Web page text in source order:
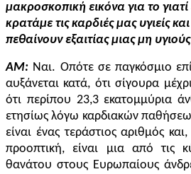
μακροσκοπική εικόνα για το
κρατάμε τις καρδιές μας υγιείς
πεθαίνουν εξαιτίας μιας μη
AM: Ναι. Οπότε σε παγκόσμιο
αυξάνεται κατά, ότι σίγουρα
ότι περίπου 23,3 εκατομμύρια
ετησίως λόγω καρδιακών
είναι ένας τεράστιος αριθμός
προοπτική, είναι μια από τις
θανάτου στους Ευρωπαίους